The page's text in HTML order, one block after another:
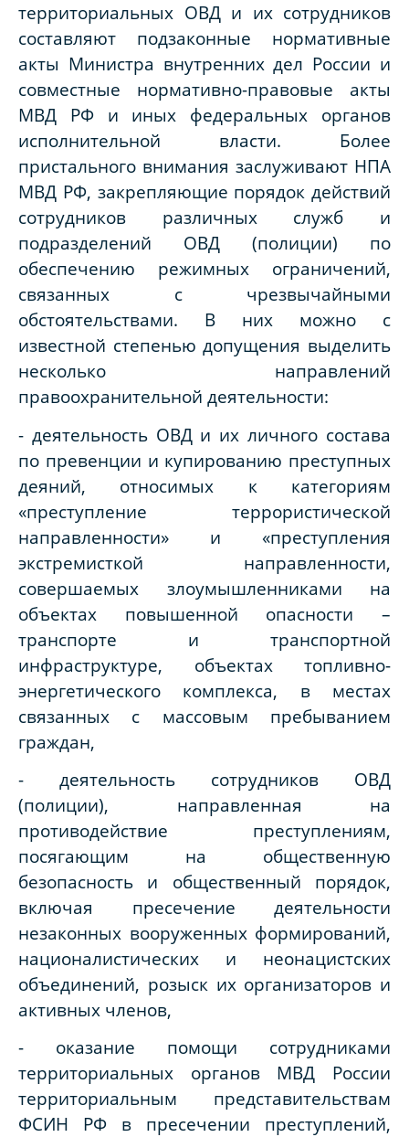
территориальных ОВД и их сотрудников
составляют подзаконные нормативные
акты Министра внутренних дел России и
совместные нормативно-правовые акты
МВД РФ и иных федеральных органов
исполнительной власти. Более
пристального внимания заслуживают НПА
МВД РФ, закрепляющие порядок действий
сотрудников различных служб и
подразделений ОВД (полиции) по
обеспечению режимных ограничений,
связанных с чрезвычайными
обстоятельствами. В них можно с
известной степенью допущения выделить
несколько направлений
правоохранительной деятельности:
- деятельность ОВД и их личного состава
по превенции и купированию преступных
деяний, относимых к категориям
«преступление террористической
направленности» и «преступления
экстремисткой направленности,
совершаемых злоумышленниками на
объектах повышенной опасности –
транспорте и транспортной
инфраструктуре, объектах топливно-
энергетического комплекса, в местах
связанных с массовым пребыванием
граждан,
- деятельность сотрудников ОВД
(полиции), направленная на
противодействие преступлениям,
посягающим на общественную
безопасность и общественный порядок,
включая пресечение деятельности
незаконных вооруженных формирований,
националистических и неонацистских
объединений, розыск их организаторов и
активных членов,
- оказание помощи сотрудниками
территориальных органов МВД России
территориальным представительствам
ФСИН РФ в пресечении преступлений,